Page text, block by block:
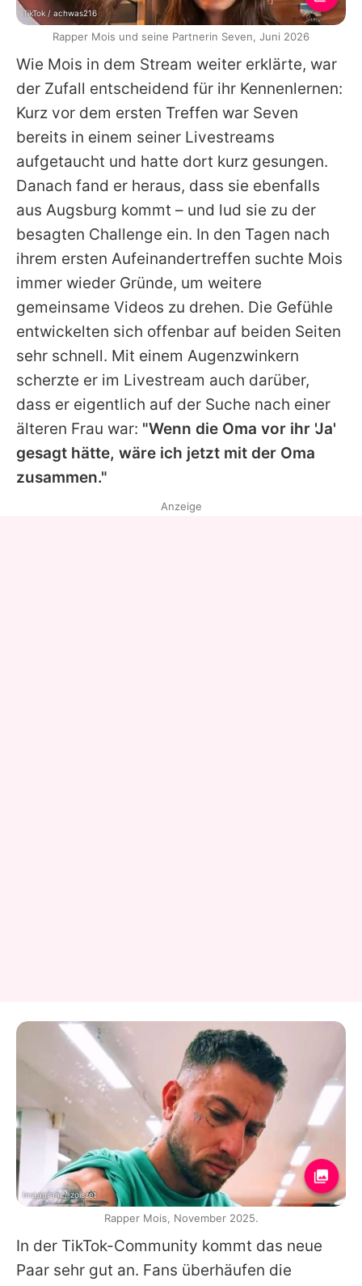
Wie Mois in dem Stream weiter erklärte, war
der Zufall entscheidend für ihr Kennenlernen:
Kurz vor dem ersten Treffen war Seven
bereits in einem seiner Livestreams
aufgetaucht und hatte dort kurz gesungen.
Danach fand er heraus, dass sie ebenfalls
aus Augsburg kommt – und lud sie zu der
besagten Challenge ein. In den Tagen nach
ihrem ersten Aufeinandertreffen suchte Mois
immer wieder Gründe, um weitere
gemeinsame Videos zu drehen. Die Gefühle
entwickelten sich offenbar auf beiden Seiten
sehr schnell. Mit einem Augenzwinkern
scherzte er im Livestream auch darüber,
dass er eigentlich auf der Suche nach einer
älteren Frau war: "Wenn die Oma vor ihr 'Ja'
gesagt hätte, wäre ich jetzt mit der Oma
zusammen."
In der TikTok-Community kommt das neue
Paar sehr gut an. Fans überhäufen die
TikTok / achwas216
Rapper Mois und seine Partnerin Seven, Juni 2026
Anzeige
Instagram / zoiszet
Rapper Mois, November 2025.